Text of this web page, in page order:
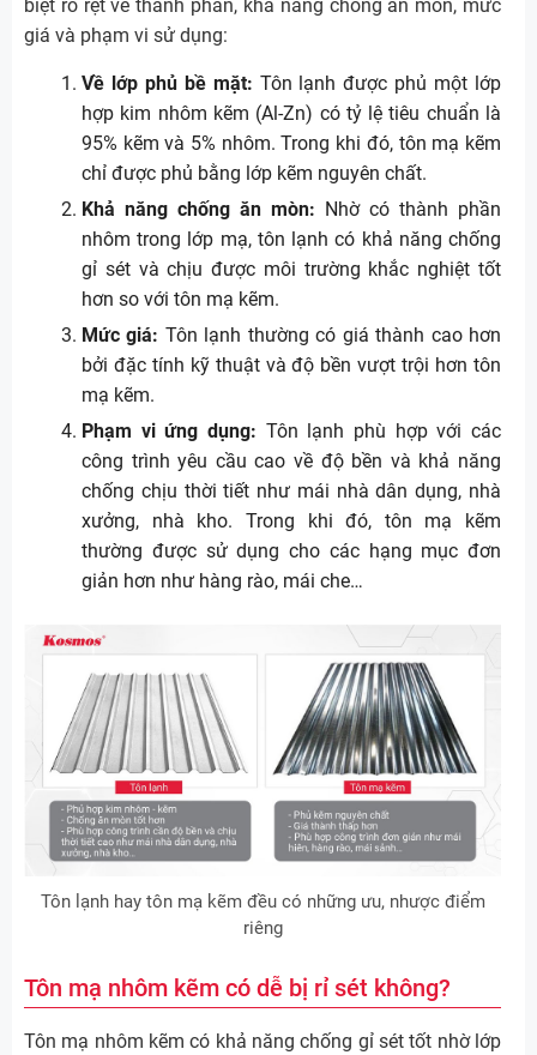
biệt rõ rệt về thành phần, khả năng chống ăn mòn, mức
giá và phạm vi sử dụng:
Về lớp phủ bề mặt: Tôn lạnh được phủ một lớp
hợp kim nhôm kẽm (Al-Zn) có tỷ lệ tiêu chuẩn là
95% kẽm và 5% nhôm. Trong khi đó, tôn mạ kẽm
chỉ được phủ bằng lớp kẽm nguyên chất.
Khả năng chống ăn mòn: Nhờ có thành phần
nhôm trong lớp mạ, tôn lạnh có khả năng chống
gỉ sét và chịu được môi trường khắc nghiệt tốt
hơn so với tôn mạ kẽm.
Mức giá: Tôn lạnh thường có giá thành cao hơn
bởi đặc tính kỹ thuật và độ bền vượt trội hơn tôn
mạ kẽm.
Phạm vi ứng dụng: Tôn lạnh phù hợp với các
công trình yêu cầu cao về độ bền và khả năng
chống chịu thời tiết như mái nhà dân dụng, nhà
xưởng, nhà kho. Trong khi đó, tôn mạ kẽm
thường được sử dụng cho các hạng mục đơn
giản hơn như hàng rào, mái che…
Tôn lạnh hay tôn mạ kẽm đều có những ưu, nhược điểm
riêng
Tôn mạ nhôm kẽm có dễ bị rỉ sét không?
Tôn mạ nhôm kẽm có khả năng chống gỉ sét tốt nhờ lớp